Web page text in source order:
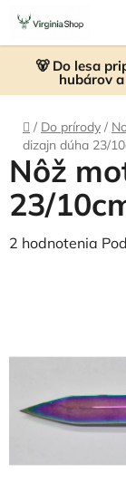
Prejsť
obsah
🐻 Do lesa
hubárov a
Domov
/ Do prírody /
dizajn dúha 23/
Nôž
23/
Priemerné
hviezdičiek.
2 hodnotenia